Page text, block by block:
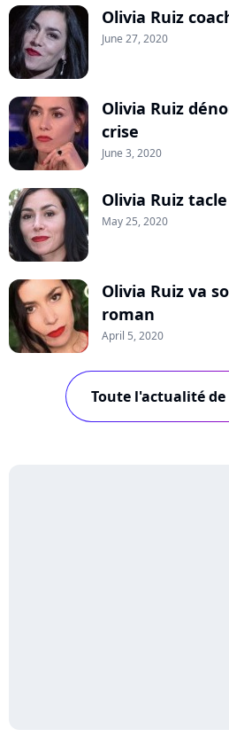
Olivia Ruiz
June 27, 2020
Olivia Ruiz
crise
June 3, 2020
Olivia Ruiz
May 25, 2020
Olivia Ruiz va
roman
April 5, 2020
Toute l'actualité